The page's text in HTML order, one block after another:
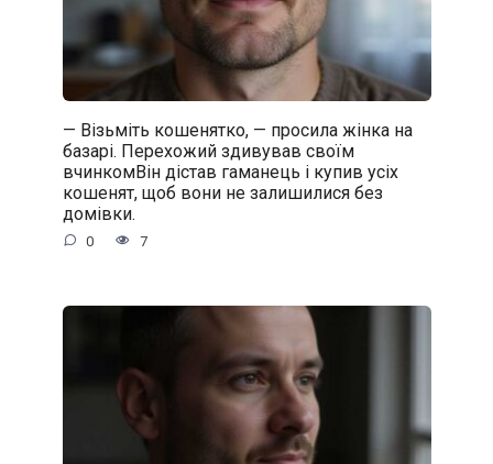
— Візьміть кошенятко, — просила жінка на
базарі. Перехожий здивував своїм
вчинкомВін дістав гаманець і купив усіх
кошенят, щоб вони не залишилися без
домівки.
0 7